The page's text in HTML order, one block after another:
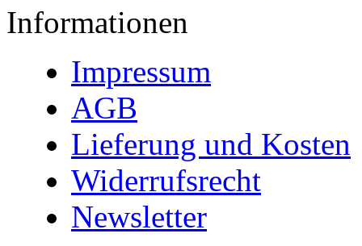
Informationen
Impressum
AGB
Lieferung und Kosten
Widerrufsrecht
Newsletter